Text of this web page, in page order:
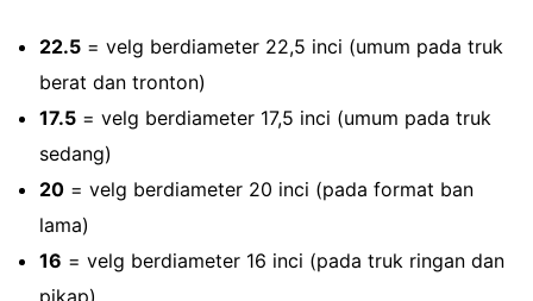
22.5 = velg berdiameter 22,5 inci (umum pada truk
berat dan tronton)
17.5 = velg berdiameter 17,5 inci (umum pada truk
sedang)
20 = velg berdiameter 20 inci (pada format ban
lama)
16 = velg berdiameter 16 inci (pada truk ringan dan
pikap)